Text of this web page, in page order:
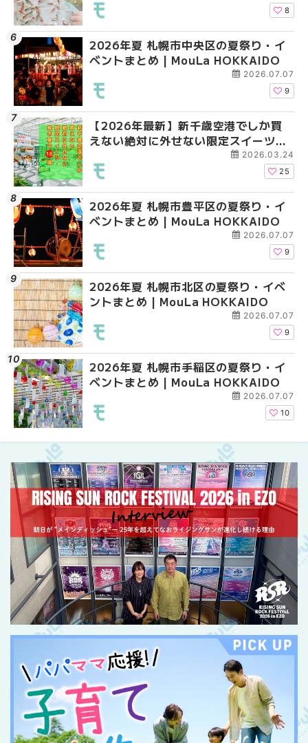
8
2026年夏 札幌市中央区の夏祭り・イ
ベントまとめ | MouLa HOKKAIDO
2026.07.07
9
【2026年最新】新千歳空港でしか買
えない絶対に外せない限定スイーツ・
焼き菓子18選 | MouLa HOKKAIDO
2026.03.24
25
2026年夏 札幌市豊平区の夏祭り・イ
ベントまとめ | MouLa HOKKAIDO
2026.07.07
9
2026年夏 札幌市北区の夏祭り・イベ
ントまとめ | MouLa HOKKAIDO
2026.07.07
9
2026年夏 札幌市手稲区の夏祭り・イ
ベントまとめ | MouLa HOKKAIDO
2026.07.07
10
2026年夏 札幌市清田
ベントまとめ |
2026年夏 札幌市南区
ントまとめ | MouLa
2026年夏 札幌市豊平
ベントまとめ |
2026年夏 札幌市中央
ベントまとめ |
2026年夏 恵庭市・千
イベントまとめ |
札幌の麻辣湯（マーラ
め専門店6選！本場の
新店まで徹底比較 |
2026年夏 札幌市清田
ベントまとめ |
【2026年最新】新千
えない絶対に外せない
焼き菓子18選 |
【新千歳空港】新カー
業。「SUPER
ーパーラウンジアネッ
介！！ | MouLa
2026年夏 札幌市豊平
ベントまとめ |